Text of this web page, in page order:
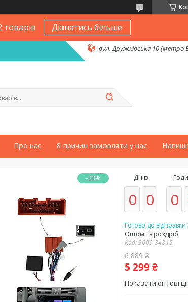
товарів Дізнатись більше
вул. Дружківська 10 (метро
Про нас 8 причин замовляти у нас
–23% Днів
0 0 0
Готово до відправки
Оптом і в роздріб
Код:3609-34815
6 889 ₴
5 299 ₴
Показати оптові